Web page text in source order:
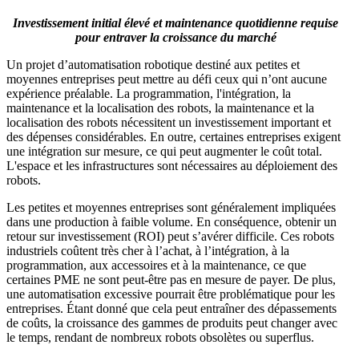
Investissement initial élevé et maintenance quotidienne requise
pour entraver la croissance du marché
Un projet d’automatisation robotique destiné aux petites et
moyennes entreprises peut mettre au défi ceux qui n’ont aucune
expérience préalable. La programmation, l'intégration, la
maintenance et la localisation des robots, la maintenance et la
localisation des robots nécessitent un investissement important et
des dépenses considérables. En outre, certaines entreprises exigent
une intégration sur mesure, ce qui peut augmenter le coût total.
L'espace et les infrastructures sont nécessaires au déploiement des
robots.
Les petites et moyennes entreprises sont généralement impliquées
dans une production à faible volume. En conséquence, obtenir un
retour sur investissement (ROI) peut s’avérer difficile. Ces robots
industriels coûtent très cher à l’achat, à l’intégration, à la
programmation, aux accessoires et à la maintenance, ce que
certaines PME ne sont peut-être pas en mesure de payer. De plus,
une automatisation excessive pourrait être problématique pour les
entreprises. Étant donné que cela peut entraîner des dépassements
de coûts, la croissance des gammes de produits peut changer avec
le temps, rendant de nombreux robots obsolètes ou superflus.